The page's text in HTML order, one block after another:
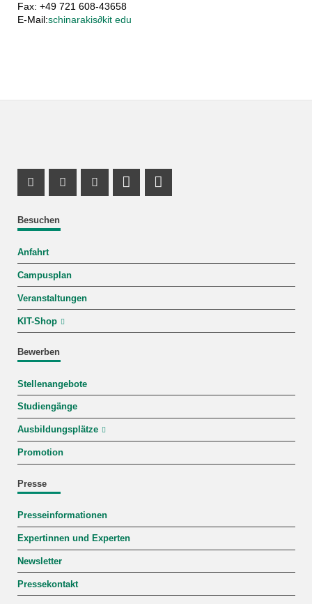
Fax: +49 721 608-43658
E-Mail:schinarakis∂kit edu
Besuchen
Anfahrt
Campusplan
Veranstaltungen
KIT-Shop
Bewerben
Stellenangebote
Studiengänge
Ausbildungsplätze
Promotion
Presse
Presseinformationen
Expertinnen und Experten
Newsletter
Pressekontakt
Instagram Profil
Facebook Profil
Youtube Profil
Profil Mastodon
LinkedIn Profil